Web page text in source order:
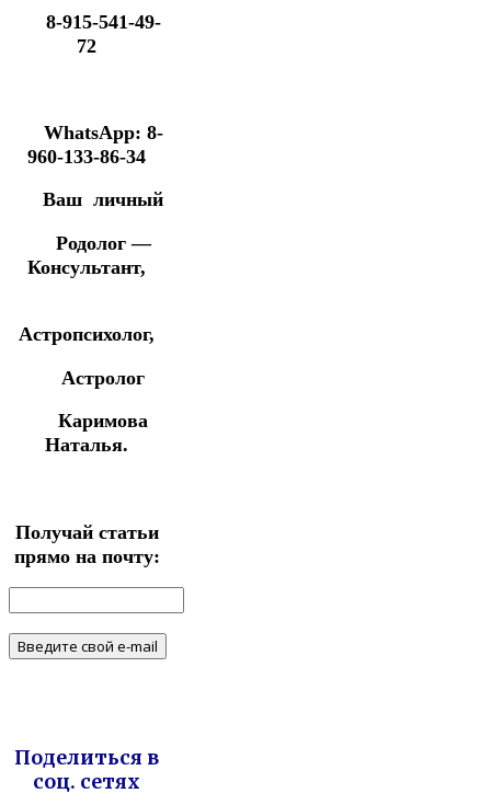
8-915-541-49-
72
WhatsApp: 8-
960-133-86-34
Ваш личный
Родолог —
Консультант,
Астропсихолог,
Астролог
Каримова
Наталья.
Получай статьи
прямо на почту:
Поделиться в
соц. сетях